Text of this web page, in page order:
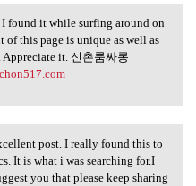
I found it
found it while surfing around on
of this page is unique as well as
Appreciate it. 신촌룸싸롱
post. I
post. I really found this to
It is what i was searching for.I
you that please keep sharing